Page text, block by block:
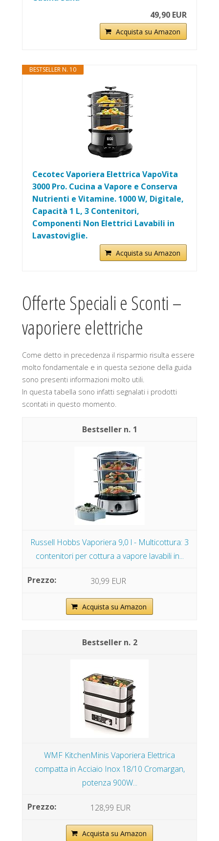
49,90 EUR
Acquista su Amazon
BESTSELLER N. 10
Cecotec Vaporiera Elettrica VapoVita
3000 Pro. Cucina a Vapore e Conserva
Nutrienti e Vitamine. 1000 W, Digitale,
Capacità 1 L, 3 Contenitori,
Componenti Non Elettrici Lavabili in
Lavastoviglie.
Acquista su Amazon
Offerte Speciali e Sconti –
vaporiere elettriche
Come detto in precedenza il risparmio risulta essere
molto fondamentale e in questa sezione della guida
sono presenti informazioni molto utili.
In questa tabella sono infatti segnalati i prodotti
scontati in questo momento.
1
Russell Hobbs Vaporiera 9,0 l - Multicottura: 3
contenitori per cottura a vapore lavabili in...
30,99 EUR
Acquista su Amazon
2
WMF KitchenMinis Vaporiera Elettrica
compatta in Acciaio Inox 18/10 Cromargan,
potenza 900W...
128,99 EUR
Acquista su Amazon